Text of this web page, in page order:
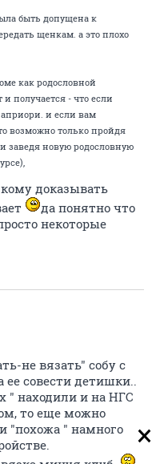
быть допущена к
щенкам. а это плохо
как родословной
и получается - что если
априори. и если вам
возможно только пройдя
заведя новую родословную
доказывать
да понятно что
некоторые
не вязать" собу с
совести детишки..
" находили и на НГС
то еще можно
"похожа " намного